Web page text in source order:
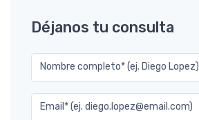
Déjanos tu consulta
Nombre completo* (ej. Diego Lopez)
Email* (ej. diego.lopez@email.com)